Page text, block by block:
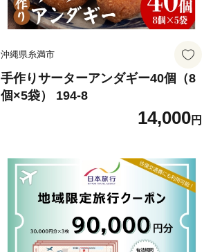
沖縄県糸満市
手作りサーターアンダギー40個（8
個×5袋） 194-8
14,000円